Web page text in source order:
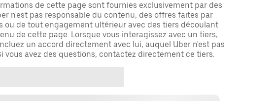
de cette page sont fournies exclusivement par des
n'est pas responsable du contenu, des offres faites par
ou de tout engagement ultérieur avec des tiers découlant
de cette page. Lorsque vous interagissez avec un tiers,
un accord directement avec lui, auquel Uber n'est pas
vous avez des questions, contactez directement ce tiers.